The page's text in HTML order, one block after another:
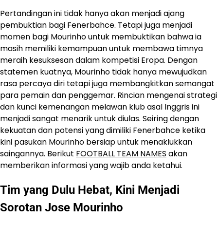
Pertandingan ini tidak hanya akan menjadi ajang
pembuktian bagi Fenerbahce. Tetapi juga menjadi
momen bagi Mourinho untuk membuktikan bahwa ia
masih memiliki kemampuan untuk membawa timnya
meraih kesuksesan dalam kompetisi Eropa. Dengan
statemen kuatnya, Mourinho tidak hanya mewujudkan
rasa percaya diri tetapi juga membangkitkan semangat
para pemain dan penggemar. Rincian mengenai strategi
dan kunci kemenangan melawan klub asal Inggris ini
menjadi sangat menarik untuk diulas. Seiring dengan
kekuatan dan potensi yang dimiliki Fenerbahce ketika
kini pasukan Mourinho bersiap untuk menaklukkan
saingannya. Berikut FOOTBALL TEAM NAMES akan
memberikan informasi yang wajib anda ketahui.
Tim yang Dulu Hebat, Kini Menjadi
Sorotan Jose Mourinho